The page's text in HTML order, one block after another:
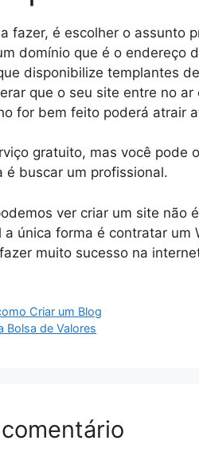
fazer, é escolher o assunto
domínio que é o endereço
disponibilize templantes
que o seu site entre no
for bem feito poderá atrair
gratuito, mas você
é buscar um profissional.
ver criar um site não
a única forma é contratar
muito sucesso na
Criar um Blog
Bolsa de Valores